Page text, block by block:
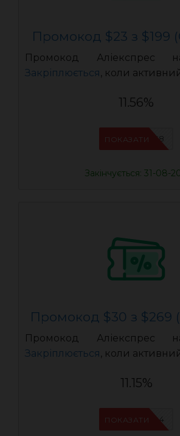
Промокод $23 з $199
Промокод Аліекспрес
Закріплюється, коли
11.56%
IFPAB5K8
ПОКАЗАТИ
Закінчується: 31-08-
Промокод $30 з $269
Промокод Аліекспрес
Закріплюється, коли
11.15%
IFPDMDL4
ПОКАЗАТИ